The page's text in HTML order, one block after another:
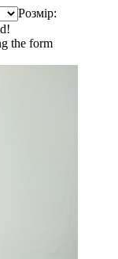
Розмір:
the form